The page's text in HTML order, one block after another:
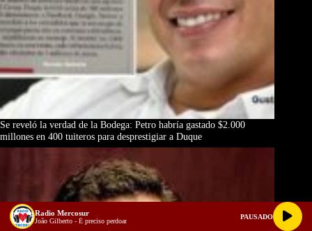
Se reveló la verdad de la Bodega: Petro habría gastado $2.000
millones en 400 tuiteros para desprestigiar a Duque
Radio Mercosur
João Gilberto - É preciso perdoar
PAUSADO